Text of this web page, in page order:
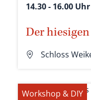
14.30 - 16.00 Uhr
Der
Schloss
Workshop & DIY